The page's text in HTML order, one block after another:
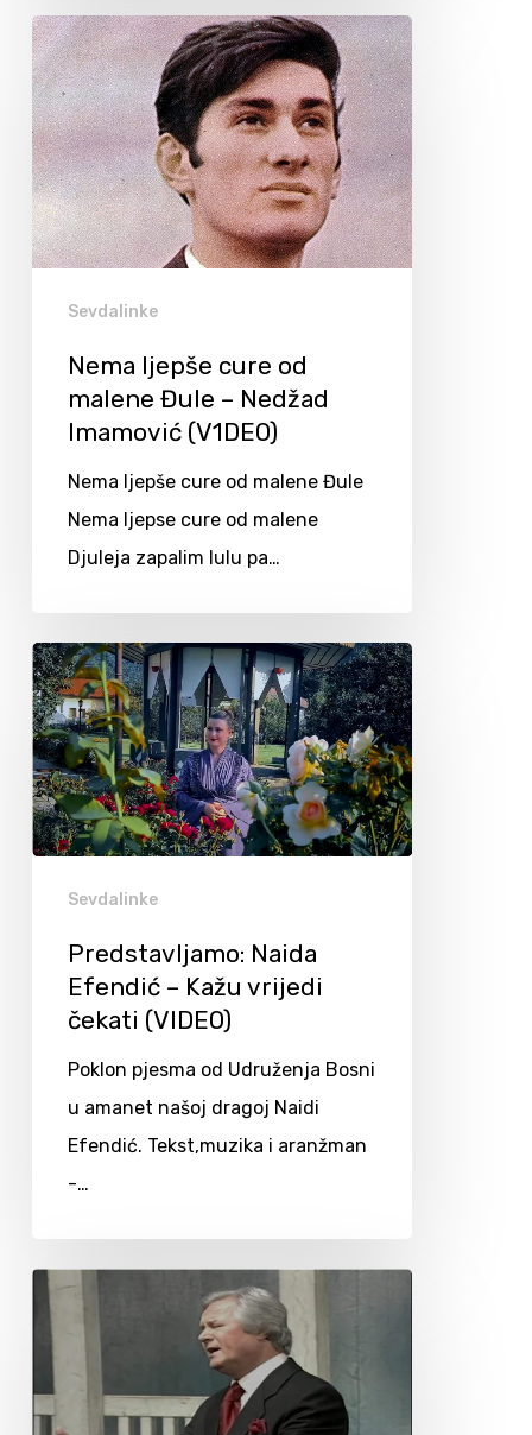
Sevdalinke
Nema ljepše cure od
malene Đule – Nedžad
Imamović (V1DEO)
Nema ljepše cure od malene Đule
Nema ljepse cure od malene
Djuleja zapalim lulu pa…
Sevdalinke
Predstavljamo: Naida
Efendić – Kažu vrijedi
čekati (VIDEO)
Poklon pjesma od Udruženja Bosni
u amanet našoj dragoj Naidi
Efendić. Tekst,muzika i aranžman
-…